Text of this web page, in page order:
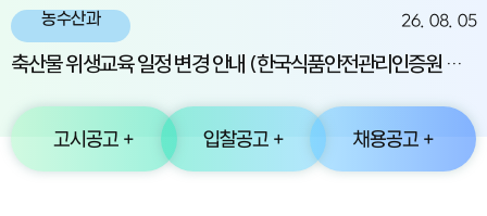
농수산과
축산물 위생교육 일정 변경 안내 (한국식품안전관리인증원 교육)
26. 08. 05
고시공고 + 입찰공고 + 채용공고 +